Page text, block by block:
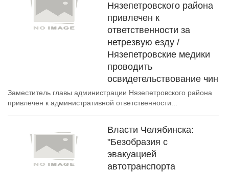
Нязепетровского района
привлечен к
ответственности за
нетрезвую езду /
Нязепетровские медики
проводить
освидетельствование чин
Заместитель главы администрации Нязепетровского района
привлечен к административной ответственности...
Власти Челябинска:
"Безобразия с
эвакуацией
автотранспорта